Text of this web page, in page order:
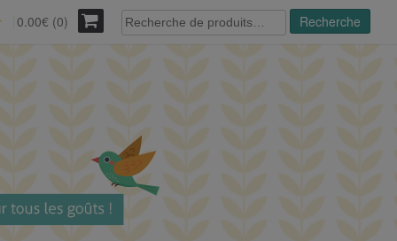
0.00€ (0)
Recherche
pour :
Recherche